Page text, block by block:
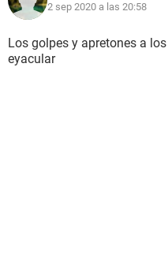
2 sep 2020 a las 20:58
Los golpes y apretones a
eyacular